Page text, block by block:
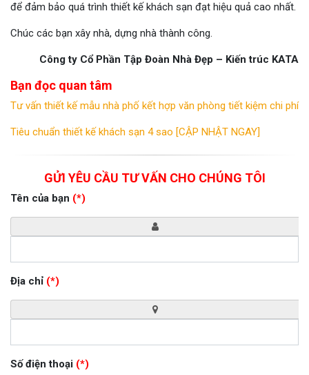
để đảm bảo quá trình thiết kế khách sạn đạt hiệu quả cao nhất.
Chúc các bạn xây nhà, dựng nhà thành công.
Công ty Cổ Phần Tập Đoàn Nhà Đẹp – Kiến trúc KATA
Bạn đọc quan tâm
Tư vấn thiết kế mẫu nhà phố kết hợp văn phòng tiết kiệm chi phí
Tiêu chuẩn thiết kế khách sạn 4 sao [CẬP NHẬT NGAY]
GỬI YÊU CẦU TƯ VẤN CHO CHÚNG TÔI
Tên của bạn (*)
Địa chỉ (*)
Số điện thoại (*)